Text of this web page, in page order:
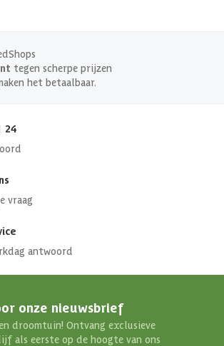
tegen scherpe prijzen
het betaalbaar.
24
vraag
antwoord
onze nieuwsbrief
droomtuin! Ontvang exclusieve
als eerste op de hoogte van ons